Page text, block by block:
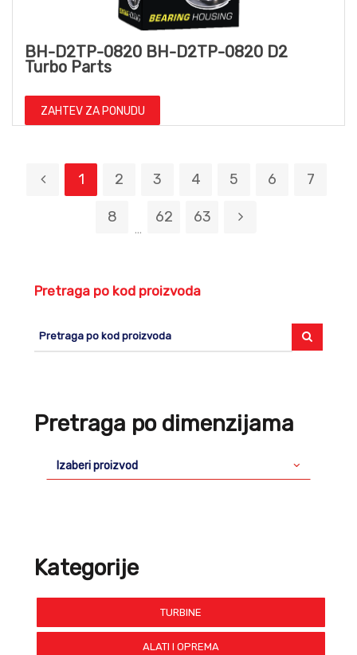
Pretraga po kod proizvoda
Pretraga po dimenzijama
Izaberi proizvod
Kategorije
TURBINE
ALATI I OPREMA
BH-D2TP-0820 BH-D2TP-0820 D2
Turbo Parts
ZAHTEV ZA PONUDU
1 2 3 4 5 6 7
8
...
62 63